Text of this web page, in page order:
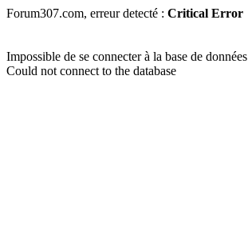
Forum307.com, erreur detecté : Critical Error
Impossible de se connecter à la base de données
Could not connect to the database